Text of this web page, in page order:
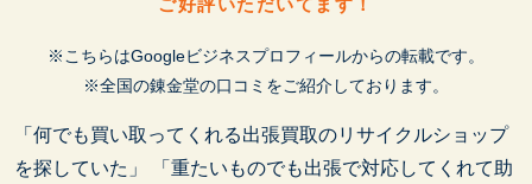
※こちらはGoogleビジネスプロフィールからの転載です。
※全国の錬金堂の口コミをご紹介しております。
「何でも買い取ってくれる出張買取のリサイクルショップ
を探していた」
「重たいものでも出張で対応してくれて助